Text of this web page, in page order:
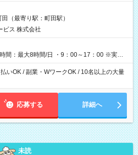
月給：26
×22日 ※別途交通費 ----- ■法定研修：
合計24，520円支給 『お弁当』支給もあり♪
期間なし
（最寄り駅：町田駅）
ビス 株式会社
間：最大8時間/日 ・9：00～17：00 ※実働8
勤務が終わっても日給保証あり！
いOK / 副業・WワークOK / 10名以上の大量
応募する 詳細へ
未読